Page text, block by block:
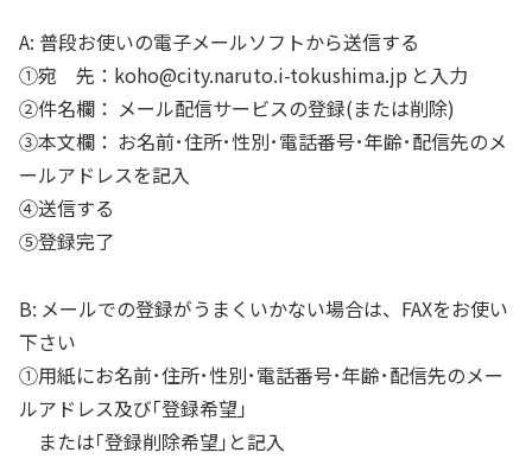
A: 普段お使いの電子メールソフトから送信する
①宛 先：koho@city.naruto.i-tokushima.jp と入力
②件名欄： メール配信サービスの登録(または削除)
③本文欄： お名前･住所･性別･電話番号･年齢･配信先のメ
ールアドレスを記入
④送信する
⑤登録完了
B: メールでの登録がうまくいかない場合は、FAXをお使い
下さい
①用紙にお名前･住所･性別･電話番号･年齢･配信先のメー
ルアドレス及び｢登録希望｣
または｢登録削除希望｣と記入